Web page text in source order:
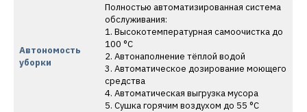
Автономость
уборки
Полностью автоматизированная система
обслуживания:
1. Высокотемпературная самоочистка до
100 °C
2. Автонаполнение тёплой водой
3. Автоматическое дозирование моющего
средства
4. Автоматическая выгрузка мусора
5. Сушка горячим воздухом до 55 °C